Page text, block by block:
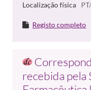
Localização física
Registo completo
recebida pela